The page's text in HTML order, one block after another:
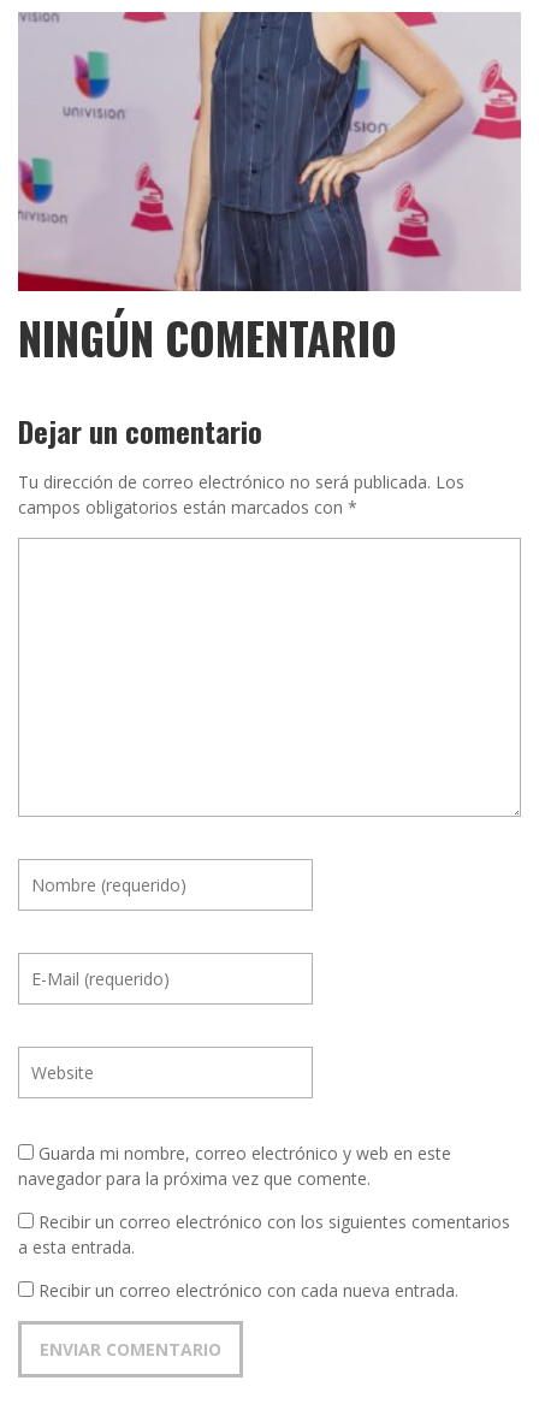
NINGÚN COMENTARIO
Dejar un comentario
Tu dirección de correo electrónico no será publicada. Los
campos obligatorios están marcados con *
Guarda mi nombre, correo electrónico y web en este
navegador para la próxima vez que comente.
Recibir un correo electrónico con los siguientes comentarios
a esta entrada.
Recibir un correo electrónico con cada nueva entrada.